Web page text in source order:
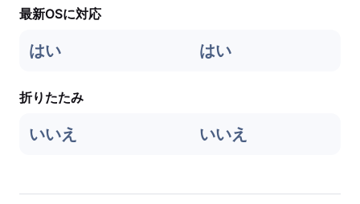
最新OSに対応
はい はい
折りたたみ
いいえ いいえ